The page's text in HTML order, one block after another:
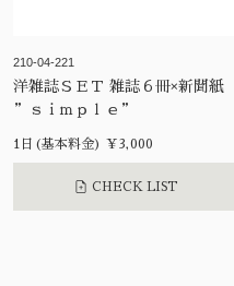
210-04-221
洋雑誌ＳＥＴ 雑誌６冊×新聞紙
”ｓｉｍｐｌｅ”
1日(基本料金) ¥3,000
CHECK LIST